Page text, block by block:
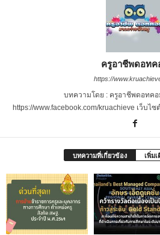
ครูอาชีพดอทค
https://
บทความโดย : ครูอาชีพดอทค
https://www.facebook.com/kruachieve เว็บไ
บทความที่เกี่ยวข้อง เพิ่ม